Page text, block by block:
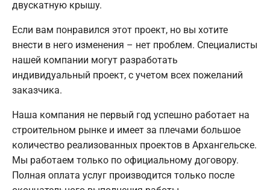
двускатную крышу.
Если вам понравился этот проект, но вы хотите
внести в него изменения – нет проблем. Специалисты
нашей компании могут разработать
индивидуальный проект, с учетом всех пожеланий
заказчика.
Наша компания не первый год успешно работает на
строительном рынке и имеет за плечами большое
количество реализованных проектов в Архангельске.
Мы работаем только по официальному договору.
Полная оплата услуг производится только после